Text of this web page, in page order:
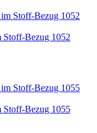
Stoff-Bezug 1052
Stoff-Bezug 1055